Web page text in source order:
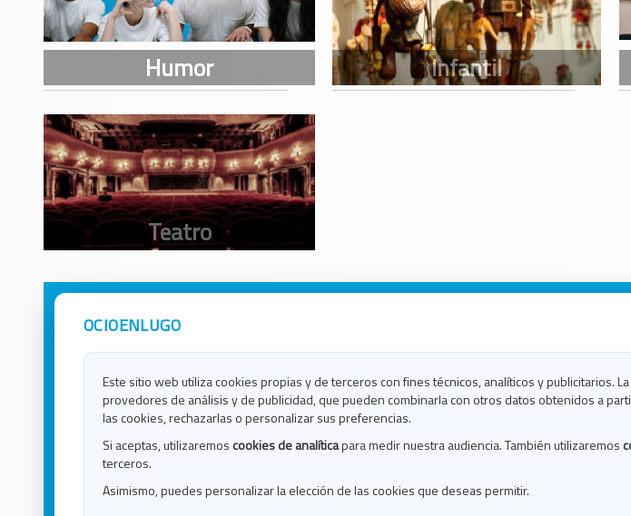
OCIOENLUGO
Este sitio web utiliza cookies propias y de terceros con fines técnicos, analíticos y publicitarios.
provedores de análisis y de publicidad, que pueden combinarla con otros datos obtenidos a
las cookies, rechazarlas o personalizar sus preferencias.
Si aceptas, utilizaremos cookies de analíticapara medir nuestra audiencia. También utilizaremos
terceros.
Asimismo, puedes personalizar la elección de las cookies que deseas permitir.
Avisos Legales
Política de Cookies
Ocio en Lugo
Ocio en Ourense
Ocio en Santiago
Blog